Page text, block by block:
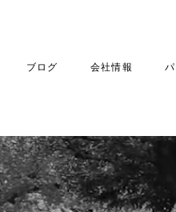
ブログ 会社情報